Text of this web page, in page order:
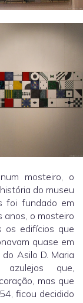
mosteiro, o
do museu
foi fundado em
anos, o mosteiro
os edifícios que
quase em
Asilo D. Maria
que,
mas que
ficou decidido